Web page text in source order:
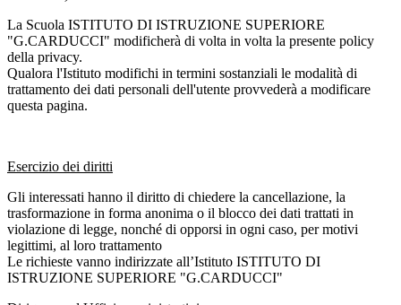
La Scuola ISTITUTO DI ISTRUZIONE SUPERIORE
"G.CARDUCCI" modificherà di volta in volta la presente policy
della privacy.
Qualora l'Istituto modifichi in termini sostanziali le modalità di
trattamento dei dati personali dell'utente provvederà a modificare
questa pagina.
Esercizio dei diritti
Gli interessati hanno il diritto di chiedere la cancellazione, la
trasformazione in forma anonima o il blocco dei dati trattati in
violazione di legge, nonché di opporsi in ogni caso, per motivi
legittimi, al loro trattamento
Le richieste vanno indirizzate all’Istituto ISTITUTO DI
ISTRUZIONE SUPERIORE "G.CARDUCCI"